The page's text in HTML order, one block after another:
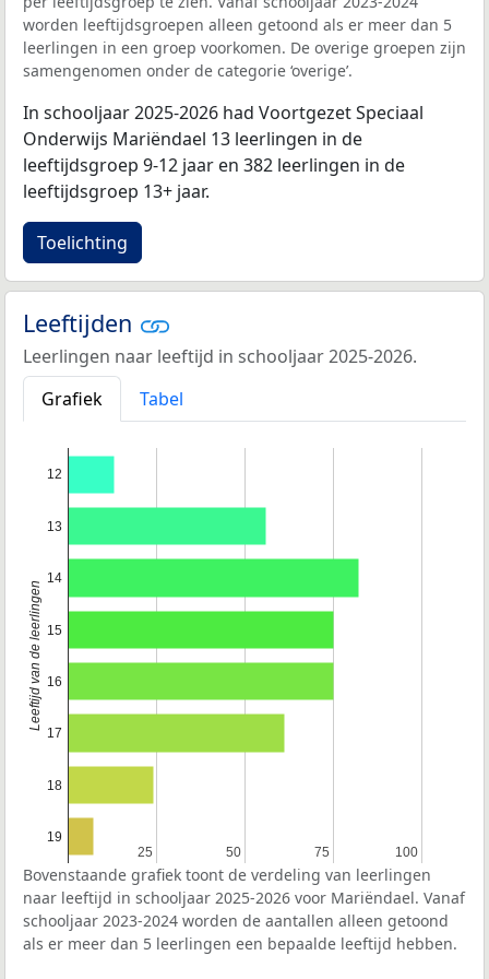
worden leeftijdsgroepen alleen getoond als er meer dan 5
leerlingen in een groep voorkomen. De overige groepen zijn
samengenomen onder de categorie ‘overige’.
In schooljaar 2025-2026 had Voortgezet Speciaal
Onderwijs Mariëndael 13 leerlingen in de
leeftijdsgroep 9-12 jaar en 382 leerlingen in de
leeftijdsgroep 13+ jaar.
Toelichting
Leeftijden
Leerlingen naar leeftijd in schooljaar 2025-2026.
Grafiek
Tabel
25
25 50
50 75
75 100
100
12
13
14
15
16
17
18
19
Leeftijd van de leerlingen
Bovenstaande grafiek toont de verdeling van leerlingen
naar leeftijd in schooljaar 2025-2026 voor Mariëndael. Vanaf
schooljaar 2023-2024 worden de aantallen alleen getoond
als er meer dan 5 leerlingen een bepaalde leeftijd hebben.